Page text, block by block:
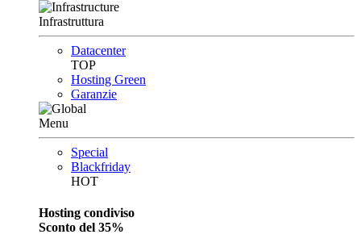
Infrastruttura
Datacenter
TOP
Hosting Green
Garanzie
Menu
Special
Blackfriday
HOT
Hosting condiviso
Sconto del 35%